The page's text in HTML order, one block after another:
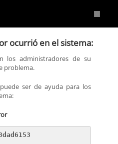
Abrir
ocurrió en el sistema:
los administradores de su
problema.
ser de ayuda para los